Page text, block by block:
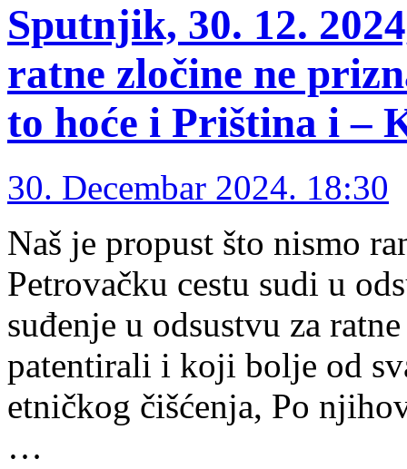
Sputnjik, 30. 12.
ratne zločine ne
to hoće i Priština i –
30. Decembar 2024. 18:30
Naš je propust što nismo
Petrovačku cestu sudi u
suđenje u odsustvu za
patentirali i koji bolje od
etničkog čišćenja, Po
…